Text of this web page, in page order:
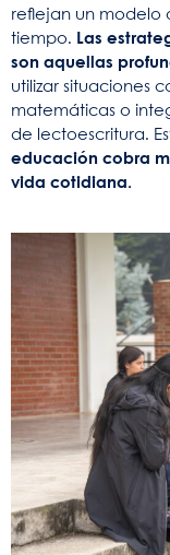
reflejan un modelo
tiempo. Las
son aquellas
utilizar situaciones
matemáticas o
de lectoescritura.
educación cobra
vida cotidiana.